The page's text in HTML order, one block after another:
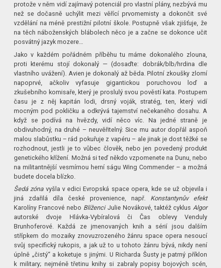
protože v něm vidí zajímavý potenciál pro vlastní plány, nezbývá mu
než se dočasně uchýlit mezi věřící prvomemisty a dokončit své
vzdělání na méně prestižní pilotní škole. Postupně však zjišťuje, že
na těch náboženských blábolech něco je a začne se dokonce učit
posvátný jazyk mozere…
Jako v každém pořádném příběhu tu máme dokonalého zlouna,
proti kterému stojí dokonalý — (dosaďte: dobrák/blb/hrdina dle
vlastního uvážení). Avien je dokonalý až běda. Pilotní zkoušky zlomí
napoprvé, ačkoliv vyfasuje gigantickou poruchovou loď a
zkušebního komisaře, který je proslulý svou pověstí kata. Postupem
času je z něj kapitán lodi, drsný voják, stratég, ten, který vidí
mocným pod pokličku a odkrývá tajemství nečekaného dosahu. A
když se podívá na hvězdy, vidí něco víc. Na jedné straně je
obdivuhodný, na druhé – neuvěřitelný. Sice mu autor dopřál aspoň
malou slabůstku – rád pokuřuje z vapéru – ale jinak je dost těžké se
rozhodnout, jestli je to vůbec člověk, nebo jen povedený produkt
genetického křížení. Možná si teď někdo vzpomenete na Dunu, nebo
na militantnější vesmírnou herní ságu Wing Commender – a možná
budete docela blízko.
Šedá zónavyšla v edici Evropská space opera, kde se už objevila i
jiná zdařilá díla české provenience, např. Konstantynův efekt
Karolíny Francové nebo Blíženci Julie Novákové, taktéž cyklus Algor
autorské dvoje Hlávka-Vybíralová či Čas oblevy Venduly
Brunhoferové. Každá ze jmenovaných knih a sérií jsou dalším
střípkem do mozaiky znovuzrozeného žánru space opera nesoucí
svůj specifický rukopis, a jak už to u tohoto žánru bývá, nikdy není
úplně „čistý“ a koketuje s jinými. U Richarda Šusty je patrný příklon
k military; nejméně třetinu knihy si zabraly popisy bojových scén,